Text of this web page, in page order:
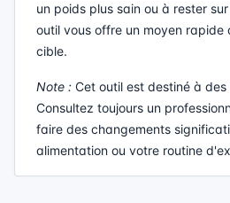
un poids plus sain ou à rester
outil vous offre un moyen rapide
cible.
Note : Cet outil est destiné à
Consultez toujours un
faire des changements
alimentation ou votre routine